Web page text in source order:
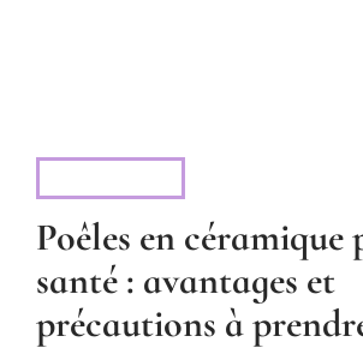
Poêles en céramique
santé : avantages et
précautions à